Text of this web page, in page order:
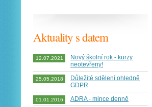
Aktuality s datem
12.07.2021
Nový školní rok - kurzy
neotevřeny!
25.05.2018
Důležité sdělení ohledně
GDPR
01.01.2016 ADRA - mince denně